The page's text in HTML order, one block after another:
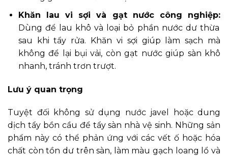
Khăn lau vi sợi và gạt nước công nghiệp:
Dùng để lau khô và loại bỏ phần nước dư thừa
sau khi tẩy rửa. Khăn vi sợi giúp làm sạch mà
không để lại bụi vải, còn gạt nước giúp sàn khô
nhanh, tránh trơn trượt.
Lưu ý quan trọng
Tuyệt đối không sử dụng nước javel hoặc dung
dịch tẩy bồn cầu để tẩy sàn nhà vệ sinh. Những sản
phẩm này có thể phản ứng với các vết ố hoặc hóa
chất còn tồn dư trên sàn, làm màu gạch loang lổ và